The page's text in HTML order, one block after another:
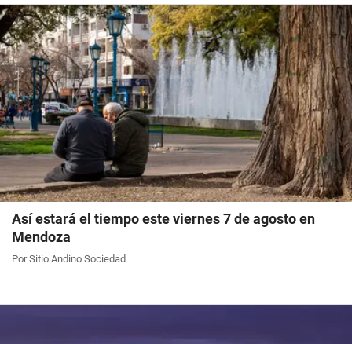
Así estará el tiempo este viernes 7 de agosto en
Mendoza
Por Sitio Andino Sociedad